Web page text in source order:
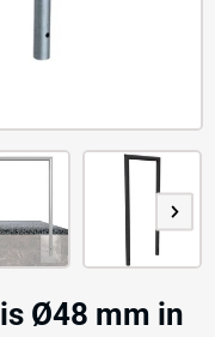
Ø48 mm in